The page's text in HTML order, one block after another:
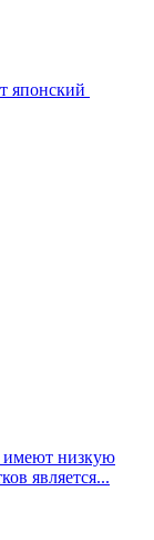
японский
имеют низкую
является...